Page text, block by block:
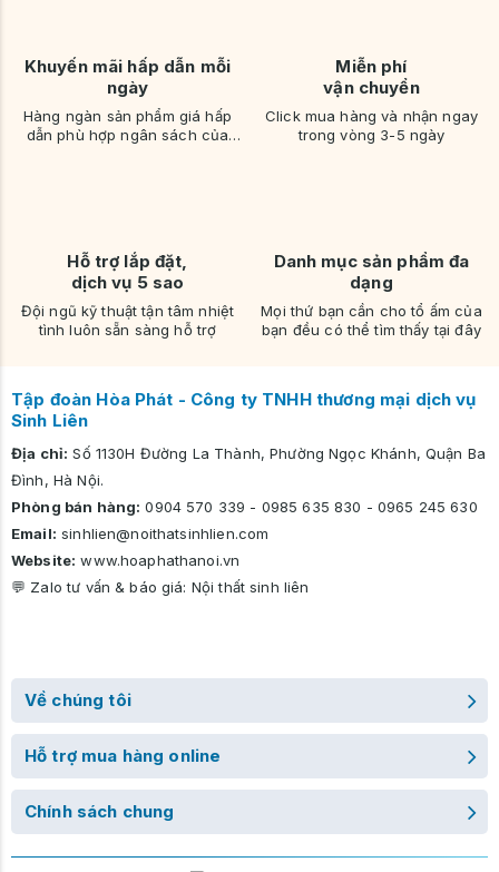
Khuyến mãi hấp dẫn mỗi
ngày
Hàng ngàn sản phẩm giá hấp
dẫn phù hợp ngân sách của
Miễn phí
vận chuyển
Click mua hàng và nhận ngay
trong vòng 3-5 ngày
Hỗ trợ lắp đặt,
dịch vụ 5 sao
Đội ngũ kỹ thuật tận tâm nhiệt
tình luôn sẵn sàng hỗ trợ
Danh mục sản phẩm đa
dạng
Mọi thứ bạn cần cho tổ ấm của
bạn đều có thể tìm thấy tại đây
Tập đoàn Hòa Phát - Công ty TNHH thương mại dịch vụ
Sinh Liên
Địa chỉ: Số 1130H Đường La Thành, Phường Ngọc Khánh, Quận Ba
Đình, Hà Nội.
Phòng bán hàng: 0904 570 339 - 0985 635 830 - 0965 245 630
Email: sinhlien@noithatsinhlien.com
Website: www.hoaphathanoi.vn
💬 Zalo tư vấn & báo giá: Nội thất sinh liên
Về chúng tôi
Hỗ trợ mua hàng online
Chính sách chung